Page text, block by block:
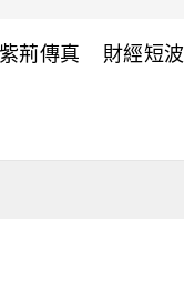
紫荊傳真 財經短波